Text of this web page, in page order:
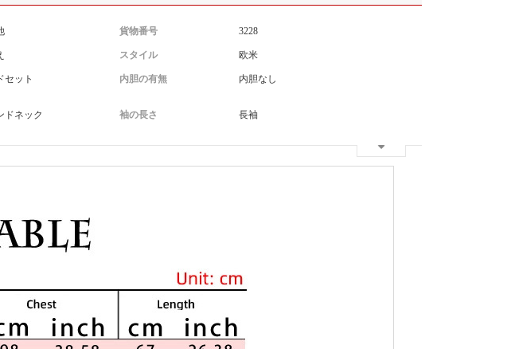
貨物番号 3228
スタイル 欧米
セット 内胆の有無 内胆なし
ドネック 袖の長さ 長袖